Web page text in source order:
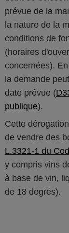
prévue de la
la nature de la
conditions de
(horaires
concernées).
la demande
date prévue (
publique).
Cette
de vendre des
L.3321-1 du
y compris vins
à base de vin,
de 18 degrés).